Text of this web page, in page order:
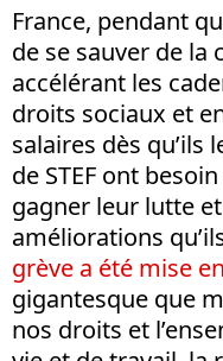
France, pendant
de se sauver de la
accélérant les
droits sociaux et
salaires dès qu’ils
de STEF ont
gagner leur lutte
améliorations
grève a été mise
gigantesque que
nos droits et